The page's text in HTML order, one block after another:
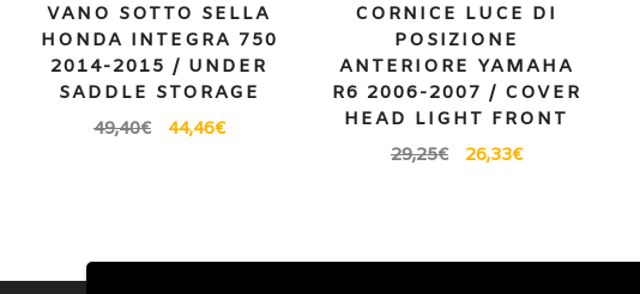
VANO SOTTO SELLA
HONDA INTEGRA 750
2014-2015 / UNDER
SADDLE STORAGE
49,40€ 44,46€
CORNICE LUCE DI
POSIZIONE
ANTERIORE YAMAHA
R6 2006-2007 / COVER
HEAD LIGHT FRONT
29,25€ 26,33€